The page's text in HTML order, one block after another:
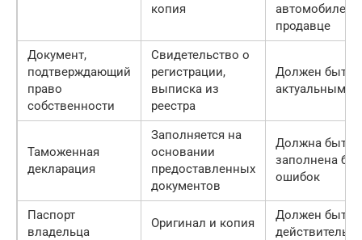
копия
автомобиле и
продавце
Документ,
подтверждающий
право
собственности
Свидетельство о
регистрации,
выписка из
реестра
Должен быть
актуальным
Таможенная
декларация
Заполняется на
основании
предоставленных
документов
Должна быть
заполнена без
ошибок
Паспорт
владельца
Оригинал и копия
Должен быть